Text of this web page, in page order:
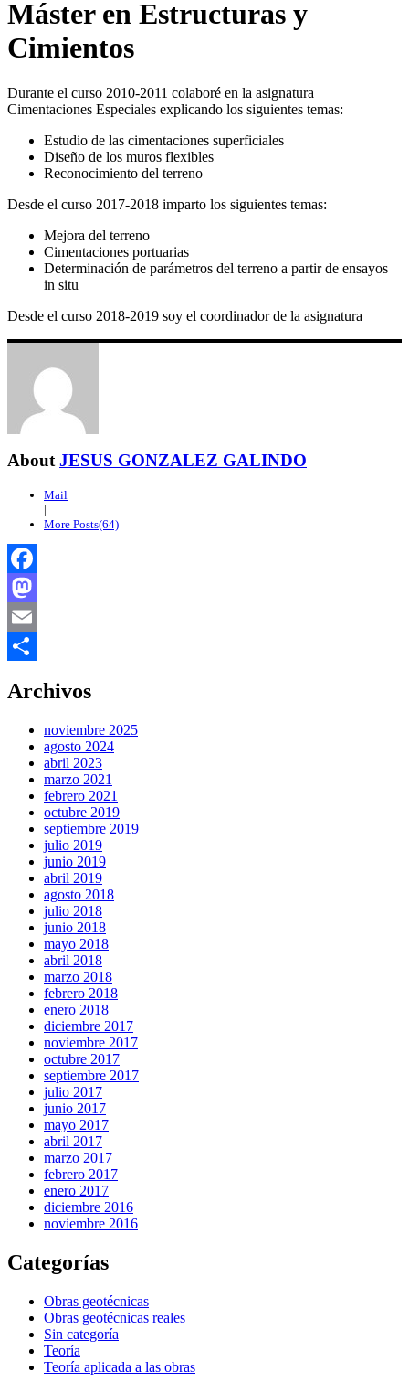
Máster en Estructuras y
Cimientos
Durante el curso 2010-2011 colaboré en la asignatura
Cimentaciones Especiales explicando los siguientes temas:
Estudio de las cimentaciones superficiales
Diseño de los muros flexibles
Reconocimiento del terreno
Desde el curso 2017-2018 imparto los siguientes temas:
Mejora del terreno
Cimentaciones portuarias
Determinación de parámetros del terreno a partir de ensayos
in situ
Desde el curso 2018-2019 soy el coordinador de la asignatura
AboutJESUS GONZALEZ GALINDO
Mail
|
More Posts(64)
Facebook
Mastodon
Email
Archivos
noviembre 2025
agosto 2024
abril 2023
marzo 2021
febrero 2021
octubre 2019
septiembre 2019
julio 2019
junio 2019
abril 2019
agosto 2018
julio 2018
junio 2018
mayo 2018
abril 2018
marzo 2018
febrero 2018
enero 2018
diciembre 2017
noviembre 2017
octubre 2017
septiembre 2017
julio 2017
junio 2017
mayo 2017
abril 2017
marzo 2017
febrero 2017
enero 2017
diciembre 2016
noviembre 2016
Categorías
Obras geotécnicas
Obras geotécnicas reales
Sin categoría
Teoría
Teoría aplicada a las obras